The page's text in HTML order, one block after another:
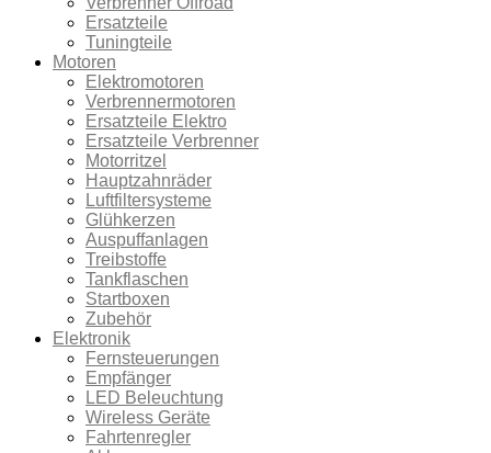
Ersatzteile
Tuningteile
Motoren
Elektromotoren
Verbrennermotoren
Ersatzteile Elektro
Ersatzteile Verbrenner
Motorritzel
Hauptzahnräder
Luftfiltersysteme
Glühkerzen
Auspuffanlagen
Treibstoffe
Tankflaschen
Startboxen
Zubehör
Elektronik
Fernsteuerungen
Empfänger
LED Beleuchtung
Wireless Geräte
Fahrtenregler